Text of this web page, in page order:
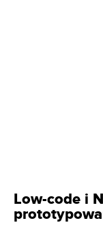
Low-code i